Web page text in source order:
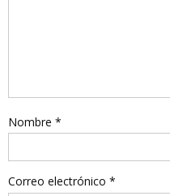
Nombre *
Correo electrónico *